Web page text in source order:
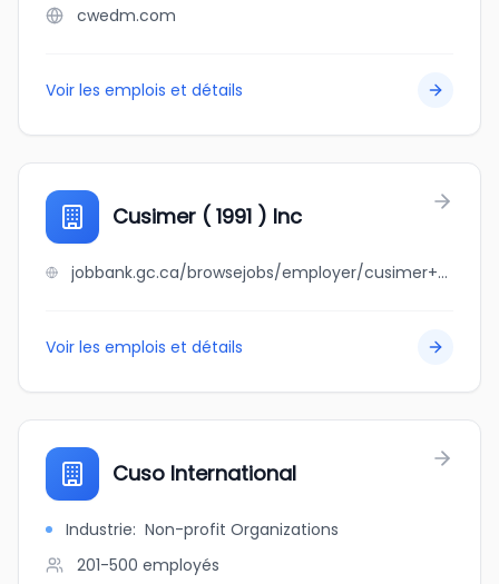
cwedm.com
Voir les emplois et détails
Cusimer ( 1991 ) Inc
jobbank.gc.ca/browsejobs/employer/cusimer+%28+1991+%29+inc/ca
Voir les emplois et détails
Cuso International
Industrie: Non-profit Organizations
201-500 employés